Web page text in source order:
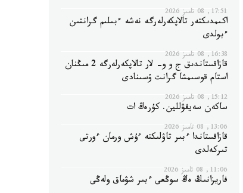
17:51, 08 تامىز 2026
اكىمدىكتەر تالاپكەرلەرگە نەشە ءبىلىم گرانتىن
ءبولدى
16:38, 08 تامىز 2026
قازاقستاندىق ج و و- لار تالاپكەرلەرگە 2 مىڭنان
استام قوسىمشا گرانت ۇسىنادى
15:12, 08 تامىز 2026
ساكەن سەيفۋللين. كۇرەڭ ات
13:06, 08 تامىز 2026
قازاقستاندا ءبىر تاۋلىكتە ءۇش ورمان ءورتى
تىركەلدى
11:06, 08 تامىز 2026
فاريزانىڭ ەڭ سوڭعى ءبىر شۋماق ولەڭى